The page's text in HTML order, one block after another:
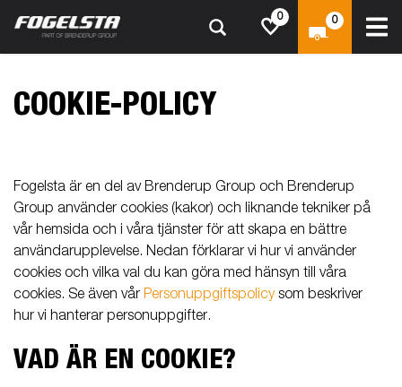
0 0
COOKIE-POLICY
Fogelsta är en del av Brenderup Group och Brenderup
Group använder cookies (kakor) och liknande tekniker på
vår hemsida och i våra tjänster för att skapa en bättre
användarupplevelse. Nedan förklarar vi hur vi använder
cookies och vilka val du kan göra med hänsyn till våra
cookies. Se även vår Personuppgiftspolicysom beskriver
hur vi hanterar personuppgifter.
VAD ÄR EN COOKIE?